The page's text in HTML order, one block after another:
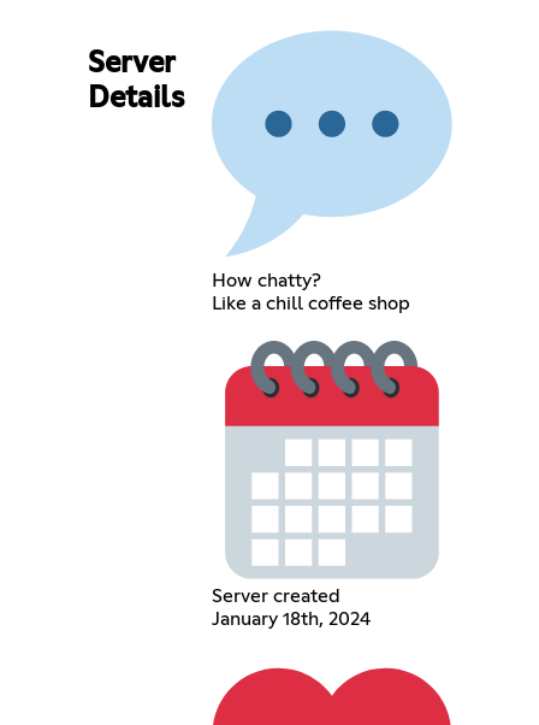
Server
Details
How chatty?
Like a chill coffee shop
Server created
January 18th, 2024